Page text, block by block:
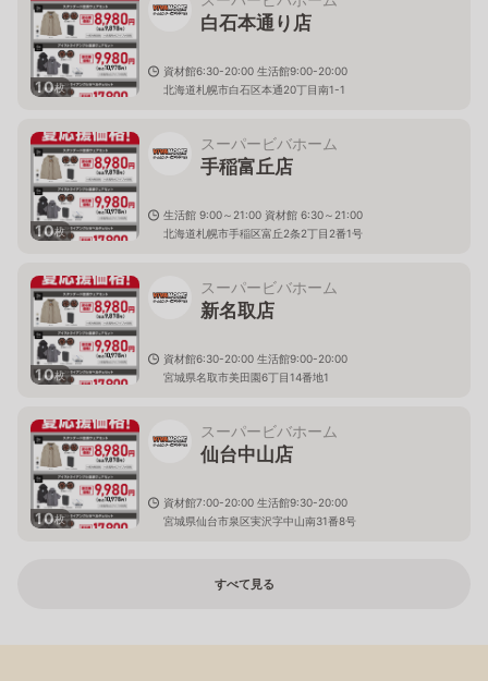
10枚
白石本通り店
資材館6:30-20:00 生活館9:00-20:00
北海道札幌市白石区本通20丁目南1-1
10枚
スーパービバホーム
手稲富丘店
生活館 9:00～21:00 資材館 6:30～21:00
北海道札幌市手稲区富丘2条2丁目2番1号
10枚
スーパービバホーム
新名取店
資材館6:30-20:00 生活館9:00-20:00
宮城県名取市美田園6丁目14番地1
10枚
スーパービバホーム
仙台中山店
資材館7:00-20:00 生活館9:30-20:00
宮城県仙台市泉区実沢字中山南31番8号
すべて見る